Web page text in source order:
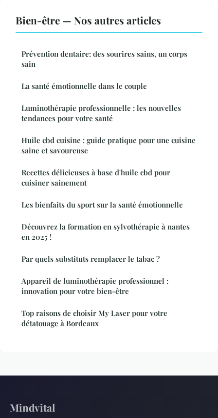
Bien-être — Nos autres articles
Prévention dentaire: des sourires sains, un corps
sain
La santé émotionnelle dans le couple
Luminothérapie professionnelle : les nouvelles
tendances pour votre santé
Huile cbd cuisine : guide pratique pour une cuisine
saine et savoureuse
Recettes délicieuses à base d'huile cbd pour
cuisiner sainement
Les bienfaits du sport sur la santé émotionnelle
Découvrez la formation en sylvothérapie à nantes
en 2025 !
Par quels substituts remplacer le tabac ?
Appareil de luminothérapie professionnel :
innovation pour votre bien-être
Top raisons de choisir My Laser pour votre
détatouage à Bordeaux
Mindvital